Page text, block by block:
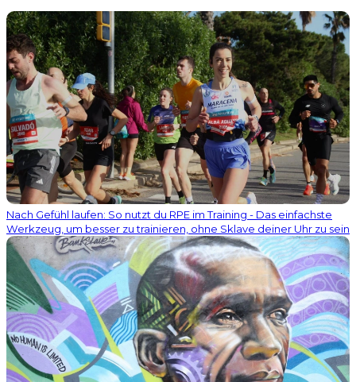
Nach Gefühl laufen: So nutzt du RPE im Training - Das einfachste
Werkzeug, um besser zu trainieren, ohne Sklave deiner Uhr zu sein